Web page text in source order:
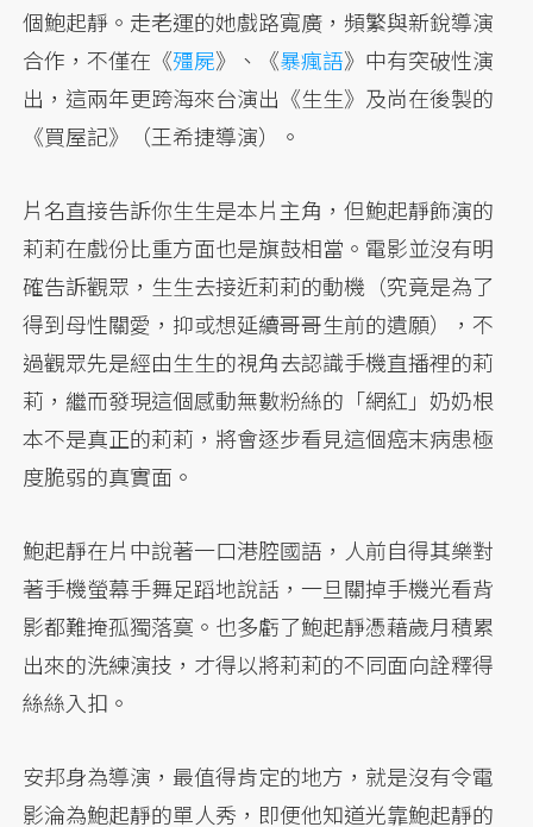
個鮑起靜。走老運的她戲路寬廣，頻繁與新銳導演
合作，不僅在《殭屍》、《暴瘋語》中有突破性演
出，這兩年更跨海來台演出《生生》及尚在後製的
《買屋記》（王希捷導演）。
片名直接告訴你生生是本片主角，但鮑起靜飾演的
莉莉在戲份比重方面也是旗鼓相當。電影並沒有明
確告訴觀眾，生生去接近莉莉的動機（究竟是為了
得到母性關愛，抑或想延續哥哥生前的遺願），不
過觀眾先是經由生生的視角去認識手機直播裡的莉
莉，繼而發現這個感動無數粉絲的「網紅」奶奶根
本不是真正的莉莉，將會逐步看見這個癌末病患極
度脆弱的真實面。
鮑起靜在片中說著一口港腔國語，人前自得其樂對
著手機螢幕手舞足蹈地說話，一旦關掉手機光看背
影都難掩孤獨落寞。也多虧了鮑起靜憑藉歲月積累
出來的洗練演技，才得以將莉莉的不同面向詮釋得
絲絲入扣。
安邦身為導演，最值得肯定的地方，就是沒有令電
影淪為鮑起靜的單人秀，即便他知道光靠鮑起靜的